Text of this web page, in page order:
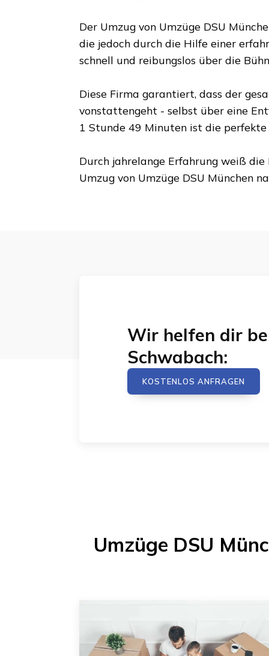
Der Umzug von Umzüge DSU
die jedoch durch die Hilfe einer
schnell und reibungslos über die
Diese Firma garantiert, dass der
vonstattengeht - selbst über eine
1 Stunde 49 Minuten ist die
Durch jahrelange Erfahrung weiß
Umzug von Umzüge DSU München
Wir helfen dir
Schwabach:
KOSTENLOS ANFRAGEN
Umzüge DSU